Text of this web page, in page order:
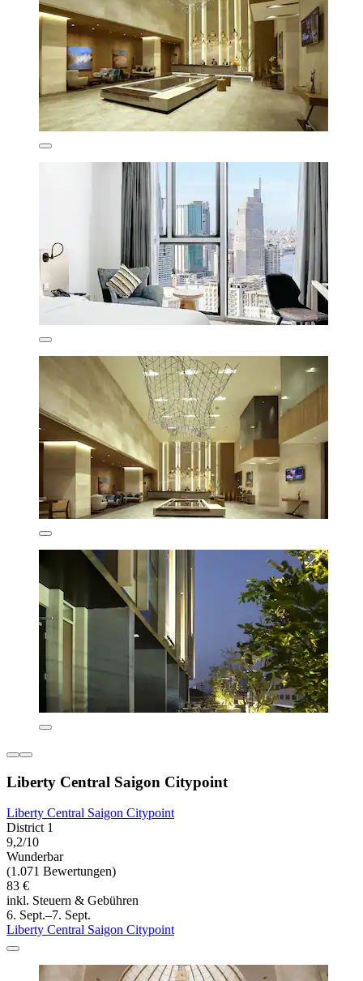
Liberty Central Saigon Citypoint
Liberty Central Saigon Citypoint
District 1
9,2/10
Wunderbar
(1.071 Bewertungen)
83 €
inkl. Steuern & Gebühren
6. Sept.–7. Sept.
Liberty Central Saigon Citypoint